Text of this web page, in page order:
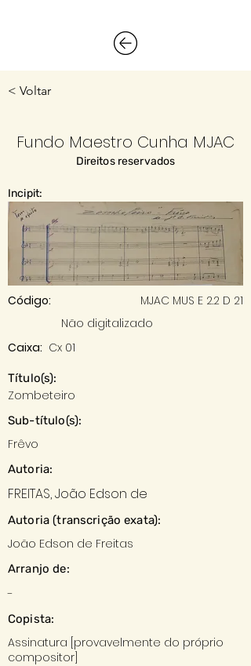
< Voltar
Fundo Maestro Cunha MJAC
Direitos reservados
Incipit:
Código:
MJAC MUS E 2.2 D 21
Não digitalizado
Caixa: Cx 01
Título(s):
Zombeteiro
Sub-título(s):
Frêvo
Autoria:
FREITAS, João Edson de
Autoria (transcrição exata):
João Edson de Freitas
Arranjo de:
-
Copista:
Assinatura [provavelmente do próprio
compositor]